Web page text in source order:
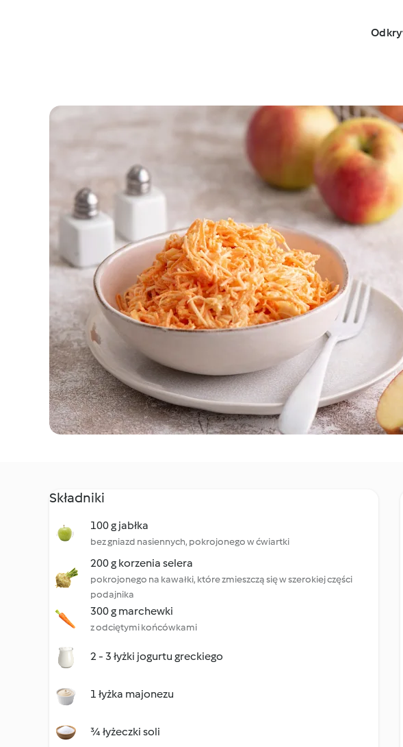
Składniki
100 g jabłka
bez gniazd nasiennych, pokrojonego w ćwiartki
200 g korzenia selera
pokrojonego na kawałki, które zmieszczą się w szerokiej części
podajnika
300 g marchewki
z odciętymi końcówkami
2 - 3 łyżki jogurtu greckiego
1 łyżka majonezu
¾ łyżeczki soli